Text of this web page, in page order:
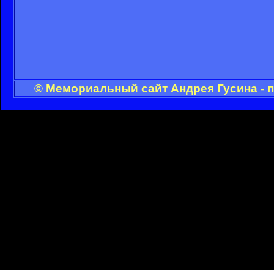
© Мемориальный сайт Андрея Гусина -